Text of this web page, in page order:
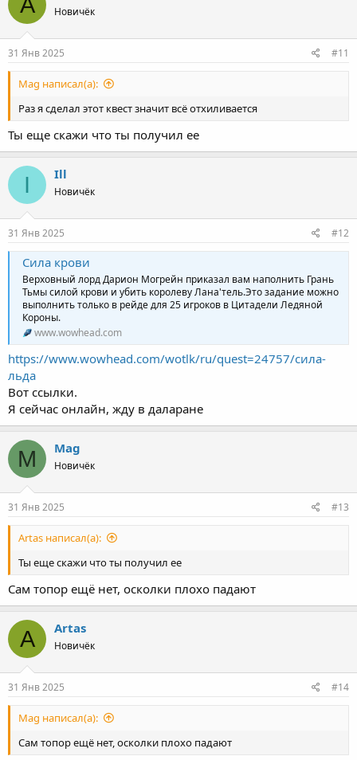
Новичёк
31 Янв 2025 #11
Mag написал(а):
Раз я сделал этот квест значит всё отхиливается
Ты еще скажи что ты получил ее
I Ill
Новичёк
31 Янв 2025 #12
Сила крови
Верховный лорд Дарион Могрейн приказал вам наполнить Грань
Тьмы силой крови и убить королеву Лана'тель.Это задание можно
выполнить только в рейде для 25 игроков в Цитадели Ледяной
Короны.
www.wowhead.com
https://www.wowhead.com/wotlk/ru/quest=24757/сила-
льда
Вот ссылки.
Я сейчас онлайн, жду в даларане
M Mag
Новичёк
31 Янв 2025 #13
Artas написал(а):
Ты еще скажи что ты получил ее
Сам топор ещё нет, осколки плохо падают
A Artas
Новичёк
31 Янв 2025 #14
Mag написал(а):
Сам топор ещё нет, осколки плохо падают